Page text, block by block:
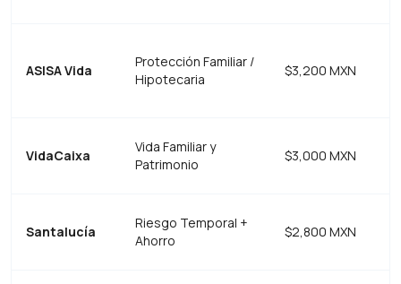
ASISA Vida
Protección Familiar /
Hipotecaria
$3,200 MXN
VidaCaixa
Vida Familiar y
Patrimonio
$3,000 MXN
Santalucía
Riesgo Temporal +
Ahorro
$2,800 MXN